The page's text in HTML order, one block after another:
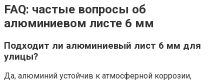
FAQ: частые вопросы об
алюминиевом листе 6 мм
Подходит ли алюминиевый лист 6 мм для
улицы?
Да, алюминий устойчив к атмосферной коррозии,